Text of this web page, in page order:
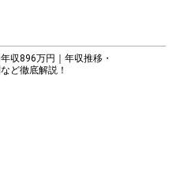
収896万円｜年収推移・
ど徹底解説！